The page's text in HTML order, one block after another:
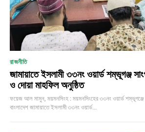
রাজনীতি
জামায়াতে ইসলামী ৩৩নং ওয়ার্ড শম্ভূগঞ্জ
ও দোয়া মাহফিল অনুষ্ঠিত
ফয়েজ আল মামুন, ময়মনসিংহ : ময়মনসিংহের ৩৩নং ওয়ার্ড শম্ভূগঞ্জে
বাংলাদেশ জামায়াতে ইসলামী ৩৩নং ওয়ার্ড...